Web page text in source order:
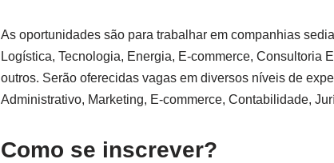
As oportunidades são para trabalhar em companhias
Logística, Tecnologia, Energia, E-commerce, Consultoria
outros. Serão oferecidas vagas em diversos níveis de
Administrativo, Marketing, E-commerce, Contabilidade,
Como se inscrever?